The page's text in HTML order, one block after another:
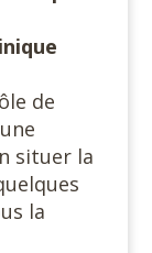
de
situer la
la